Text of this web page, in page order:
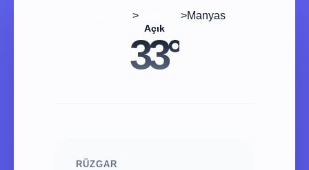
> >Manyas
Açık
33°
RÜZGAR